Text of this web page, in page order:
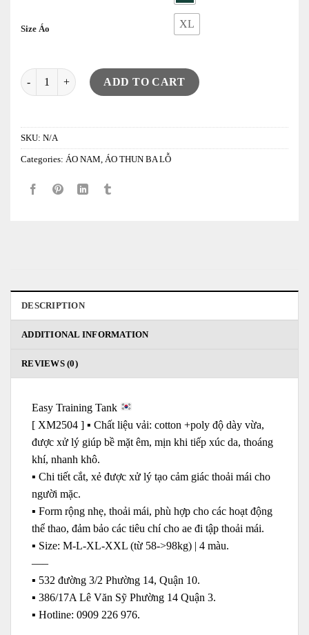
Size Áo XL
Áo Tanktop XM Training ( cotton +poly ) SLO1J2 quantity
ADD TO CART
SKU: N/A
Categories: ÁO NAM ÁO THUN BA LỖ
DESCRIPTION
ADDITIONAL INFORMATION
REVIEWS (0)
Easy Training Tank
[ XM2504 ] ▪️ Chất liệu vải: cotton +poly độ dày vừa,
được xử lý giúp bề mặt êm, mịn khi tiếp xúc da, thoáng
khí, nhanh khô.
▪️ Chi tiết cắt, xẻ được xử lý tạo cảm giác thoải mái cho
người mặc.
▪️ Form rộng nhẹ, thoải mái, phù hợp cho các hoạt động
thể thao, đảm bảo các tiêu chí cho ae đi tập thoải mái.
▪️ Size: M-L-XL-XXL (từ 58->98kg) | 4 màu.
—–
▪️ 532 đường 3/2 Phường 14, Quận 10.
▪️ 386/17A Lê Văn Sỹ Phường 14 Quận 3.
▪️ Hotline: ‭0909 226 976.